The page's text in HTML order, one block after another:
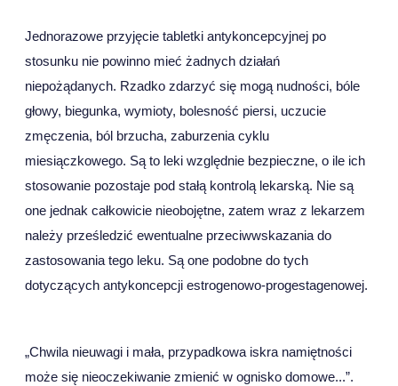
Jednorazowe przyjęcie tabletki antykoncepcyjnej po
stosunku nie powinno mieć żadnych działań
niepożądanych. Rzadko zdarzyć się mogą nudności, bóle
głowy, biegunka, wymioty, bolesność piersi, uczucie
zmęczenia, ból brzucha, zaburzenia cyklu
miesiączkowego. Są to leki względnie bezpieczne, o ile ich
stosowanie pozostaje pod stałą kontrolą lekarską. Nie są
one jednak całkowicie nieobojętne, zatem wraz z lekarzem
należy prześledzić ewentualne przeciwwskazania do
zastosowania tego leku. Są one podobne do tych
dotyczących antykoncepcji estrogenowo-progestagenowej.
„Chwila nieuwagi i mała, przypadkowa iskra namiętności
może się nieoczekiwanie zmienić w ognisko domowe...”.